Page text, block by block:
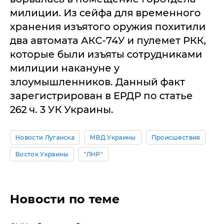
милиции. Из сейфа для временного
хранения изъятого оружия похитили
два автомата АКС-74У и пулемет РКК,
которые были изъяты сотрудниками
милиции накануне у
злоумышленников. Данный факт
зарегистрирован в ЕРДР по статье
262 ч. 3 УК Украины.
Новости Луганска МВД Украины Происшествия
Восток Украины "ЛНР"
Новости по теме